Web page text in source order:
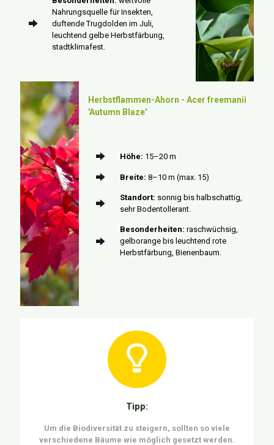
Nahrungsquelle für Insekten,
duftende Trugdolden im Juli,
leuchtend gelbe Herbstfärbung,
stadtklimafest.
Herbstflammen-Ahorn - Acer freemanii
'Autumn Blaze'
Höhe: 15–20 m
Breite: 8–10 m (max. 15)
Standort: sonnig bis halbschattig,
sehr Bodentollerant.
Besonderheiten: raschwüchsig,
gelborange bis leuchtend rote
Herbstfärbung, Bienenbaum.
Tipp:
Um die Biodiversität zu steigern, sollten so viele
verschiedene Bäume wie möglich gesetzt werden.